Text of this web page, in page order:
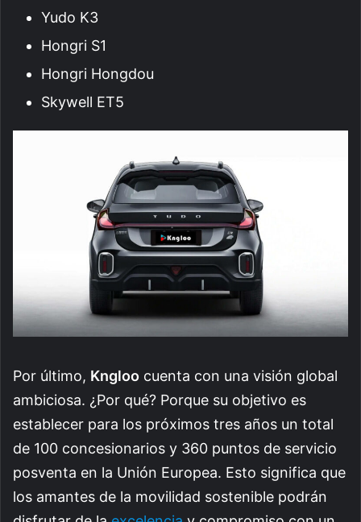
Yudo K3
Hongri S1
Hongri Hongdou
Skywell ET5
Por último, Kngloo cuenta con una visión global
ambiciosa. ¿Por qué? Porque su objetivo es
establecer para los próximos tres años un total
de 100 concesionarios y 360 puntos de servicio
posventa en la Unión Europea. Esto significa que
los amantes de la movilidad sostenible podrán